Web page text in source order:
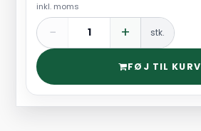
inkl. moms
− + stk.
FØJ TIL KURV